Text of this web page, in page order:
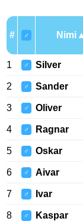
# ♂ Nimi
1 ♂ Silver
2 ♂ Sander
3 ♂ Oliver
4 ♂ Ragnar
5 ♂ Oskar
6 ♂ Aivar
7 ♂ Ivar
8 ♂ Kaspar